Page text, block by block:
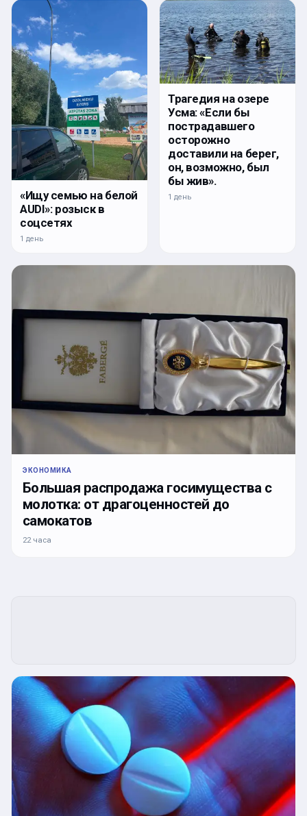
«Ищу семью на белой
AUDI»: розыск в
соцсетях
1 день
Трагедия на озере
Усма: «Если бы
пострадавшего
осторожно
доставили на берег,
он, возможно, был
бы жив».
1 день
ЭКОНОМИКА
Большая распродажа госимущества с
молотка: от драгоценностей до
самокатов
22 часа